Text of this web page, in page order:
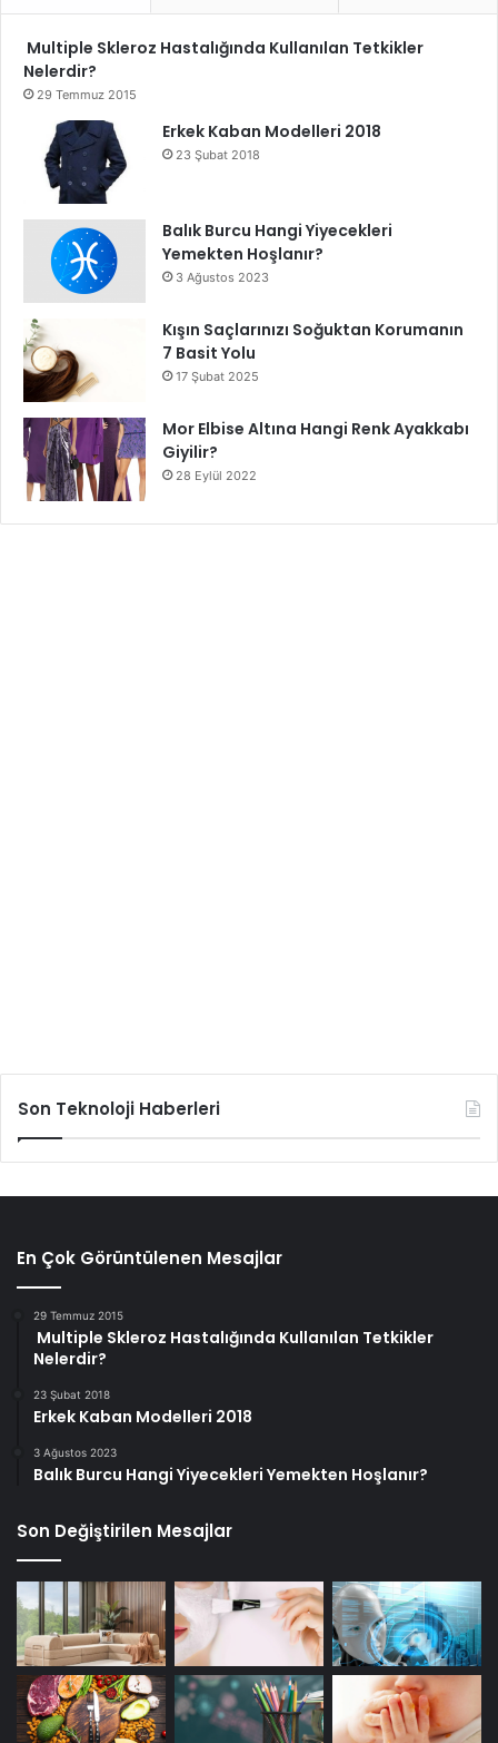
Multiple Skleroz Hastalığında Kullanılan Tetkikler
Nelerdir?
29 Temmuz 2015
Erkek Kaban Modelleri 2018
23 Şubat 2018
Balık Burcu Hangi Yiyecekleri
Yemekten Hoşlanır?
3 Ağustos 2023
Kışın Saçlarınızı Soğuktan Korumanın
7 Basit Yolu
17 Şubat 2025
Mor Elbise Altına Hangi Renk Ayakkabı
Giyilir?
28 Eylül 2022
Son Teknoloji Haberleri
En Çok Görüntülenen Mesajlar
29 Temmuz 2015
Multiple Skleroz Hastalığında Kullanılan Tetkikler
Nelerdir?
23 Şubat 2018
Erkek Kaban Modelleri 2018
3 Ağustos 2023
Balık Burcu Hangi Yiyecekleri Yemekten Hoşlanır?
Son Değiştirilen Mesajlar